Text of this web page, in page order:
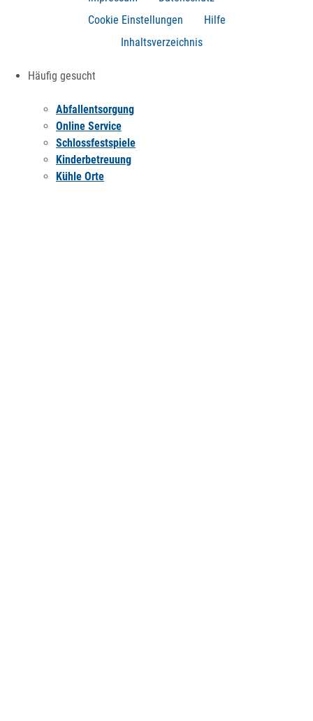
Cookie Einstellungen
Hilfe
Inhaltsverzeichnis
Häufig gesucht
Abfallentsorgung
Online Service
Schlossfestspiele
Kinderbetreuung
Kühle Orte